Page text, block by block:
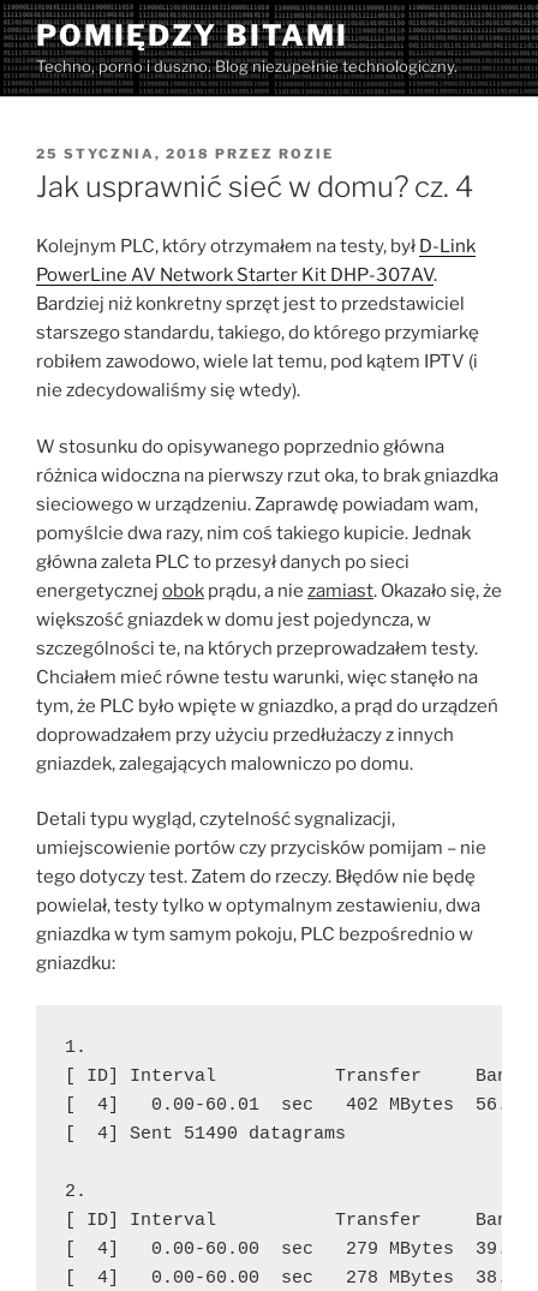
Przejdź
do
treści
POMIĘDZY BITAMI
Techno, porno i duszno. Blog niezupełnie technologiczny.
OPUBLIKOWANE
W
25 STYCZNIA, 2018 PRZEZ ROZIE
Jak usprawnić sieć w domu? cz. 4
Kolejnym PLC, który otrzymałem na testy, był D-Link
PowerLine AV Network Starter Kit DHP-307AV.
Bardziej niż konkretny sprzęt jest to przedstawiciel
starszego standardu, takiego, do którego przymiarkę
robiłem zawodowo, wiele lat temu, pod kątem IPTV (i
nie zdecydowaliśmy się wtedy).
W stosunku do opisywanego poprzednio główna
różnica widoczna na pierwszy rzut oka, to brak gniazdka
sieciowego w urządzeniu. Zaprawdę powiadam wam,
pomyślcie dwa razy, nim coś takiego kupicie. Jednak
główna zaleta PLC to przesył danych po sieci
energetycznej obok prądu, a nie zamiast. Okazało się, że
większość gniazdek w domu jest pojedyncza, w
szczególności te, na których przeprowadzałem testy.
Chciałem mieć równe testu warunki, więc stanęło na
tym, że PLC było wpięte w gniazdko, a prąd do urządzeń
doprowadzałem przy użyciu przedłużaczy z innych
gniazdek, zalegających malowniczo po domu.
Detali typu wygląd, czytelność sygnalizacji,
umiejscowienie portów czy przycisków pomijam – nie
tego dotyczy test. Zatem do rzeczy. Błędów nie będę
powielał, testy tylko w optymalnym zestawieniu, dwa
gniazdka w tym samym pokoju, PLC bezpośrednio w
gniazdku:
1.
[ ID] Interval           Transfer
[  4]   0.00-60.01  sec   402 MBytes
[  4] Sent 51490 datagrams
2.
[ ID] Interval           Transfer
[  4]   0.00-60.00  sec   279 MBytes  39.0
[  4]   0.00-60.00  sec   278 MBytes  38.9